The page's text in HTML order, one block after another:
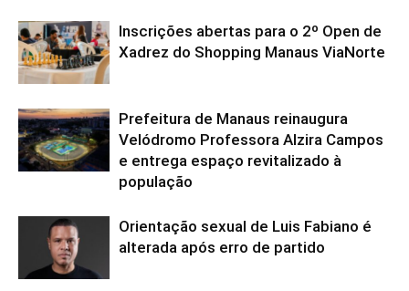
Inscrições abertas para o 2º Open de
Xadrez do Shopping Manaus ViaNorte
Prefeitura de Manaus reinaugura
Velódromo Professora Alzira Campos
e entrega espaço revitalizado à
população
Orientação sexual de Luis Fabiano é
alterada após erro de partido